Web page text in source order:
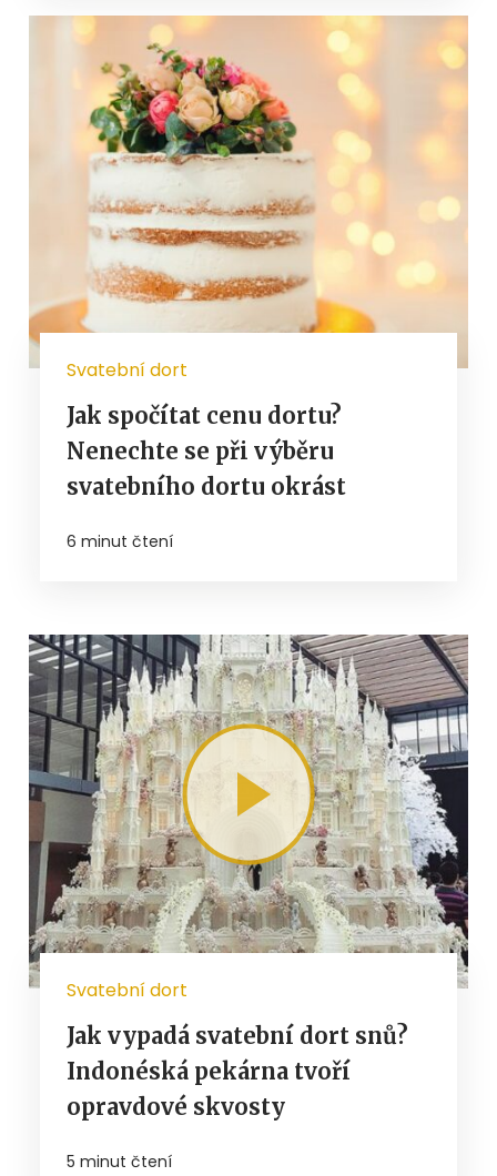
Svatební dort
Jak spočítat cenu dortu?
Nenechte se při výběru
svatebního dortu okrást
6 minut čtení
Svatební dort
Jak vypadá svatební dort snů?
Indonéská pekárna tvoří
opravdové skvosty
5 minut čtení